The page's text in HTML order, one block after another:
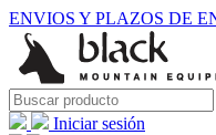
ENVIOS Y PLAZOS DE
Iniciar sesión